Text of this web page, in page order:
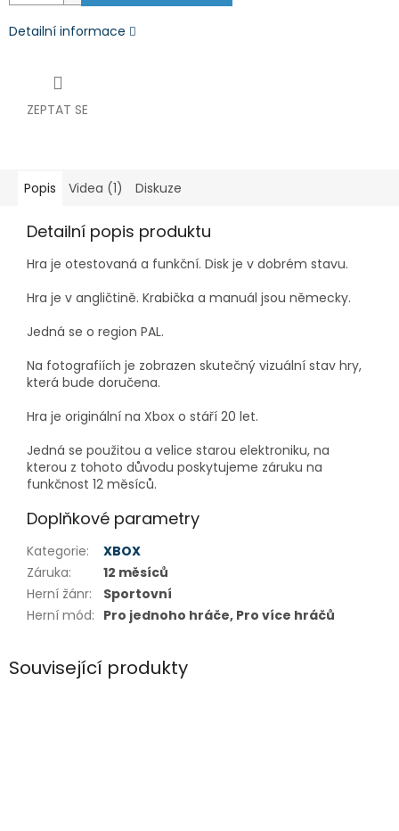
Detailní informace
ZEPTAT SE
Popis Videa (1) Diskuze
Detailní popis produktu
Hra je otestovaná a funkční. Disk je v dobrém stavu.
Hra je v angličtině. Krabička a manuál jsou německy.
Jedná se o region PAL.
Na fotografiích je zobrazen skutečný vizuální stav hry,
která bude doručena.
Hra je originální na Xbox o stáří 20 let.
Jedná se použitou a velice starou elektroniku, na
kterou z tohoto důvodu poskytujeme záruku na
funkčnost 12 měsíců.
Doplňkové parametry
Kategorie:
XBOX
Záruka:
12 měsíců
Herní žánr:
Sportovní
Herní mód: Pro jednoho hráče, Pro více hráčů
Související produkty